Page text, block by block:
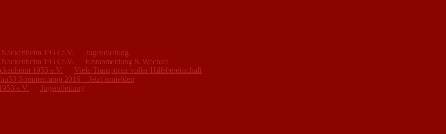
1953 e.V.
Jugendleitung
1953 e.V.
Erstanmeldung & Wechsel
1953 e.V.
Viele Transporter voller Hilfsbereitschaft
Sommercamp 2016 – Jetzt anmelden
e.V.
Jugendleitung